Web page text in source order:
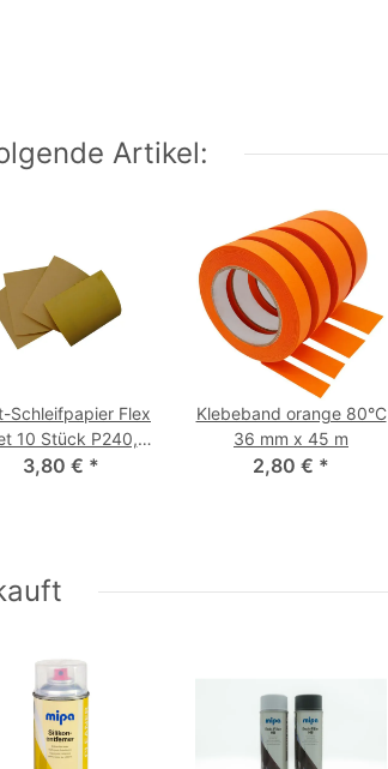
Artikel:
Schleifpapier Flex
10 Stück P240,
400, 600, 800
3,80 € *
Klebeband orange 80°C
36 mm x 45 m
2,80 € *